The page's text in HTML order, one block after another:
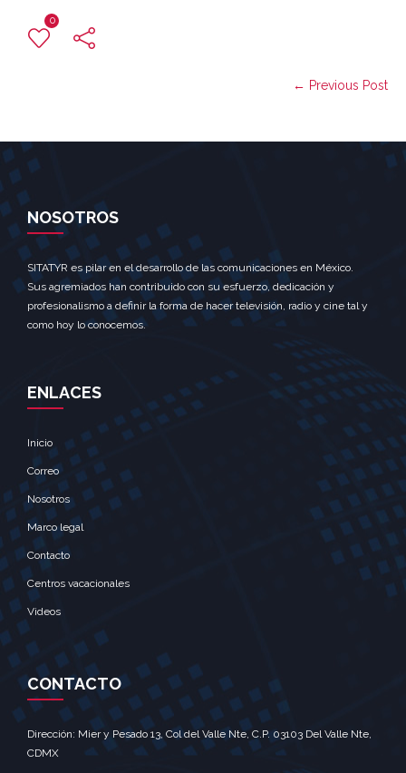
0
← Previous Post
NOSOTROS
SITATYR es pilar en el desarrollo de las comunicaciones en México.
Sus agremiados han contribuido con su esfuerzo, dedicación y
profesionalismo a definir la forma de hacer televisión, radio y cine tal y
como hoy lo conocemos.
ENLACES
Inicio
Correo
Nosotros
Marco legal
Contacto
Centros vacacionales
Videos
CONTACTO
Dirección: Mier y Pesado 13, Col del Valle Nte, C.P. 03103 Del Valle Nte,
CDMX‎